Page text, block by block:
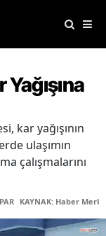
kar yağışının
ulaşımın
çalışmalarını
KAYNAK: Haber